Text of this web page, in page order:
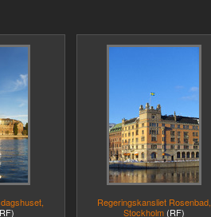
Regeringskansliet Rosenbad,
Stockholm (RF)